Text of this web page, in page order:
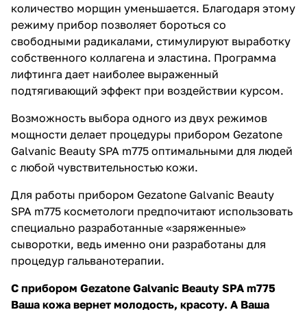
количество морщин уменьшается. Благодаря этому
режиму прибор позволяет бороться со
свободными радикалами, стимулируют выработку
собственного коллагена и эластина. Программа
лифтинга дает наиболее выраженный
подтягивающий эффект при воздействии курсом.
Возможность выбора одного из двух режимов
мощности делает процедуры прибором Gezatone
Galvanic Beauty SPA m775 оптимальными для людей
с любой чувствительностью кожи.
Для работы прибором Gezatone Galvanic Beauty
SPA m775 косметологи предпочитают использовать
специально разработанные «заряженные»
сыворотки, ведь именно они разработаны для
процедур гальванотерапии.
С прибором Gezatone Galvanic Beauty SPA m775
Ваша кожа вернет молодость, красоту. А Ваша